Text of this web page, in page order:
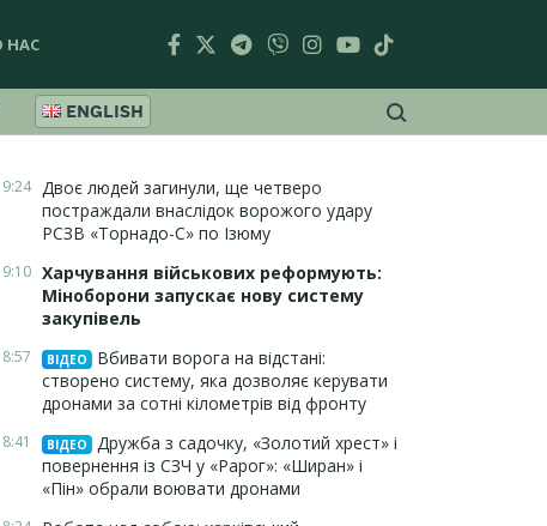
НАС
ENGLISH
Двоє людей загинули, ще четверо
постраждали внаслідок ворожого удару
РСЗВ «Торнадо-С» по Ізюму
Харчування військових реформують:
Міноборони запускає нову систему
закупівель
ВІДЕО
Вбивати ворога на відстані:
створено систему, яка дозволяє керувати
дронами за сотні кілометрів від фронту
ВІДЕО
Дружба з садочку, «Золотий хрест» і
повернення із СЗЧ у «Рарог»: «Ширан» і
«Пін» обрали воювати дронами